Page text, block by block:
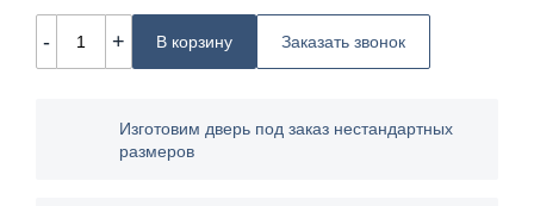
- + В корзину Заказать звонок
Изготовим дверь под заказ нестандартных
размеров